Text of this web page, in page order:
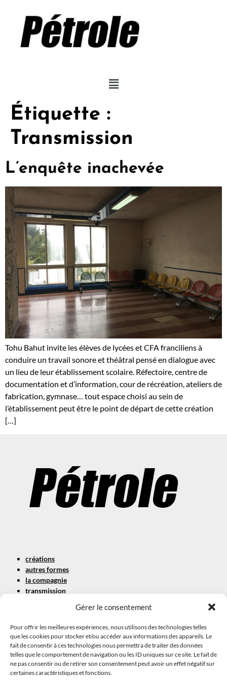
Gérer le consentement
Pour offrir les meilleures expériences, nous utilisons des technologies telles
que les cookies pour stocker et/ou accéder aux informations des appareils. Le
fait de consentir à ces technologies nous permettra de traiter des données
telles que le comportement de navigation ou les ID uniques sur ce site. Le fait de
ne pas consentir ou de retirer son consentement peut avoir un effet négatif sur
certaines caractéristiques et fonctions.
Étiquette :
Transmission
L’enquête inachevée
Tohu Bahut invite les élèves de lycées et CFA franciliens à
conduire un travail sonore et théâtral pensé en dialogue avec
un lieu de leur établissement scolaire. Réfectoire, centre de
documentation et d’information, cour de récréation, ateliers de
fabrication, gymnase… tout espace choisi au sein de
l’établissement peut être le point de départ de cette création
[…]
créations
autres formes
la compagnie
transmission
Mentions légales
Politique de confidentialité
C/O Théâtre de l’ECHANGEUR – CIE PUBLIC CHÉRI
59 avenue du Général de Gaulle
93170 BAGNOLET